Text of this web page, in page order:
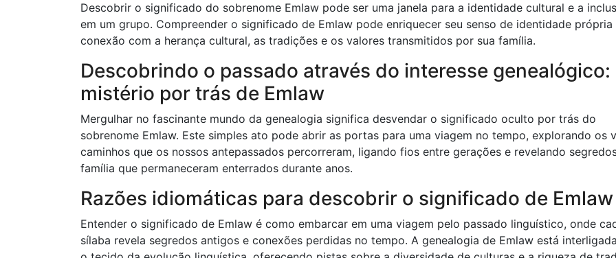
Descobrir o significado do sobrenome Emlaw pode ser uma janela para a identidade cultural e a
em um grupo. Compreender o significado de Emlaw pode enriquecer seu senso de identidade própria
conexão com a herança cultural, as tradições e os valores transmitidos por sua família.
Descobrindo o passado através do interesse genealógico:
mistério por trás de Emlaw
Mergulhar no fascinante mundo da genealogia significa desvendar o significado oculto por trás do
sobrenome Emlaw. Este simples ato pode abrir as portas para uma viagem no tempo, explorando os
caminhos que os nossos antepassados ​​percorreram, ligando fios entre gerações e revelando
família que permaneceram enterrados durante anos.
Razões idiomáticas para descobrir o significado de Emlaw
Entender o significado de Emlaw é como embarcar em uma viagem pelo passado linguístico, onde
sílaba revela segredos antigos e conexões perdidas no tempo. A genealogia de Emlaw está